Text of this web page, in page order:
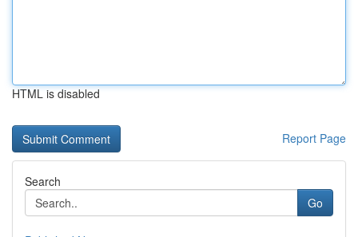
HTML is disabled
Report Page
Search
Go